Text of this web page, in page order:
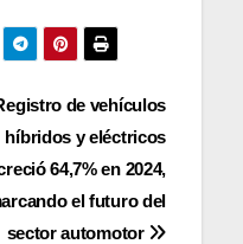
de vehículos
híbridos y eléctricos
64,7% en 2024,
el futuro del
sector automotor